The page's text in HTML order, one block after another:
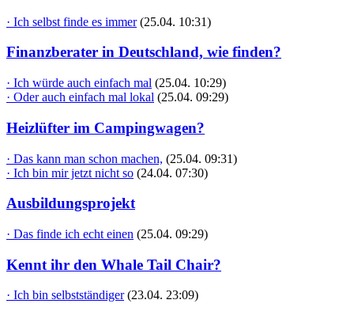
· Ich selbst finde es immer (25.04. 10:31)
Finanzberater in Deutschland, wie finden?
· Ich würde auch einfach mal (25.04. 10:29)
· Oder auch einfach mal lokal (25.04. 09:29)
Heizlüfter im Campingwagen?
· Das kann man schon machen, (25.04. 09:31)
· Ich bin mir jetzt nicht so (24.04. 07:30)
Ausbildungsprojekt
· Das finde ich echt einen (25.04. 09:29)
Kennt ihr den Whale Tail Chair?
· Ich bin selbstständiger (23.04. 23:09)